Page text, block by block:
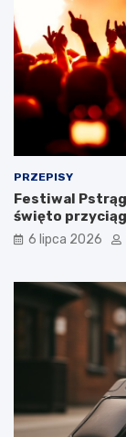
PRZEPISY
Festiwal
święto
6 lipca 2026